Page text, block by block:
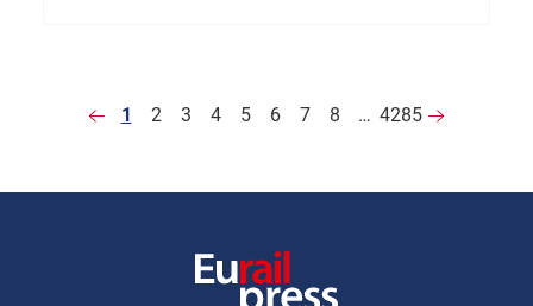
1 2 3 4 5 6 7 8 … 4285